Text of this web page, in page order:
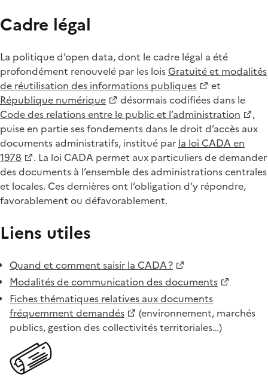
Cadre légal
La politique d’open data, dont le cadre légal a été
profondément renouvelé par les loisGratuité et modalités
de réutilisation des informations publiques
et
République numérique
désormais codifiées dans le
Code des relations entre le public et l’administration
,
puise en partie ses fondements dans le droit d’accès aux
documents administratifs, institué par la loi CADA en
1978
. La loi CADA permet aux particuliers de demander
des documents à l’ensemble des administrations centrales
et locales. Ces dernières ont l’obligation d’y répondre,
favorablement ou défavorablement.
Liens utiles
Quand et comment saisir la CADA ?
Modalités de communication des documents
Fiches thématiques relatives aux documents
fréquemment demandés
(environnement, marchés
publics, gestion des collectivités territoriales…)